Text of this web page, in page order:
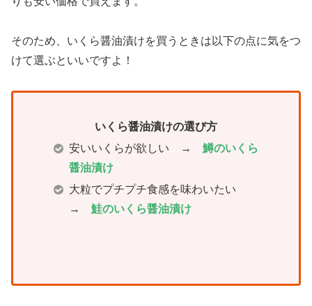
そのため、いくら醤油漬けを買うときは以下の点に気をつ
けて選ぶといいですよ！
いくら醤油漬けの選び方
安いいくらが欲しい →鱒のいくら
醤油漬け
大粒でプチプチ食感を味わいたい
→鮭のいくら醤油漬け